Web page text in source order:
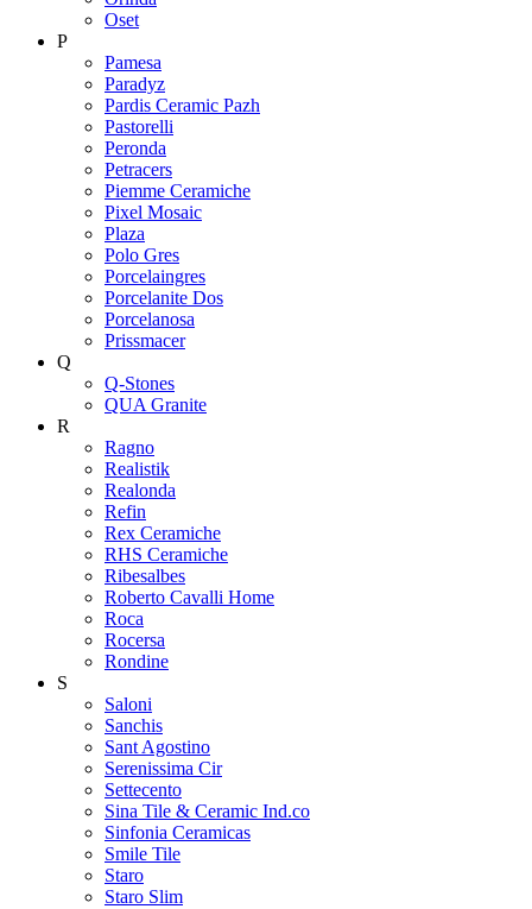
Oset
P
Pamesa
Paradyz
Pardis Ceramic Pazh
Pastorelli
Peronda
Petracers
Piemme Ceramiche
Pixel Mosaic
Plaza
Polo Gres
Porcelaingres
Porcelanite Dos
Porcelanosa
Prissmacer
Q
Q-Stones
QUA Granite
R
Ragno
Realistik
Realonda
Refin
Rex Ceramiche
RHS Ceramiche
Ribesalbes
Roberto Cavalli Home
Roca
Rocersa
Rondine
S
Saloni
Sanchis
Sant Agostino
Serenissima Cir
Settecento
Sina Tile & Ceramic Ind.co
Sinfonia Ceramicas
Smile Tile
Staro
Staro Slim